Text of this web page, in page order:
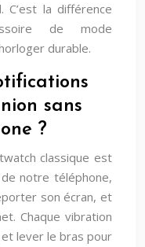
C’est la différence
de mode
durable.
sans
?
classique est
notre téléphone,
son écran, et
Chaque vibration
lever le bras pour